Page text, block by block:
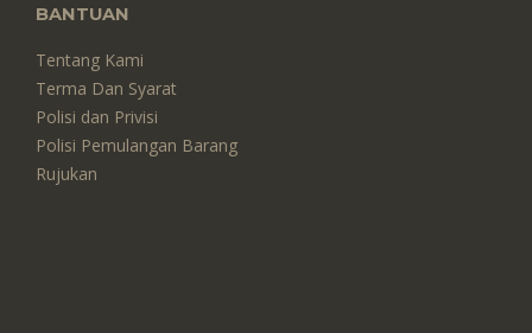
BANTUAN
Tentang Kami
Terma Dan Syarat
Polisi dan Privisi
Polisi Pemulangan Barang
Rujukan